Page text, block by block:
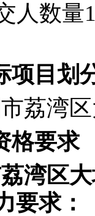
人数
项目划
市荔湾
格要求
湾区
要求：